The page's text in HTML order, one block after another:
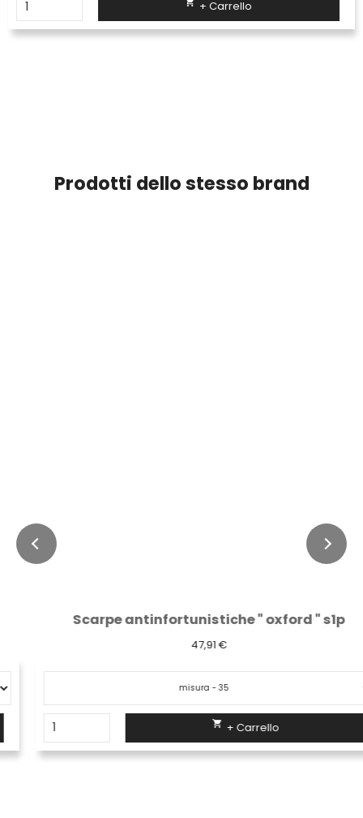
 + Carrello
Prodotti dello stesso brand
Scarpe antinfortunistiche " oxford " s1p
47,91 €
+ Carrello